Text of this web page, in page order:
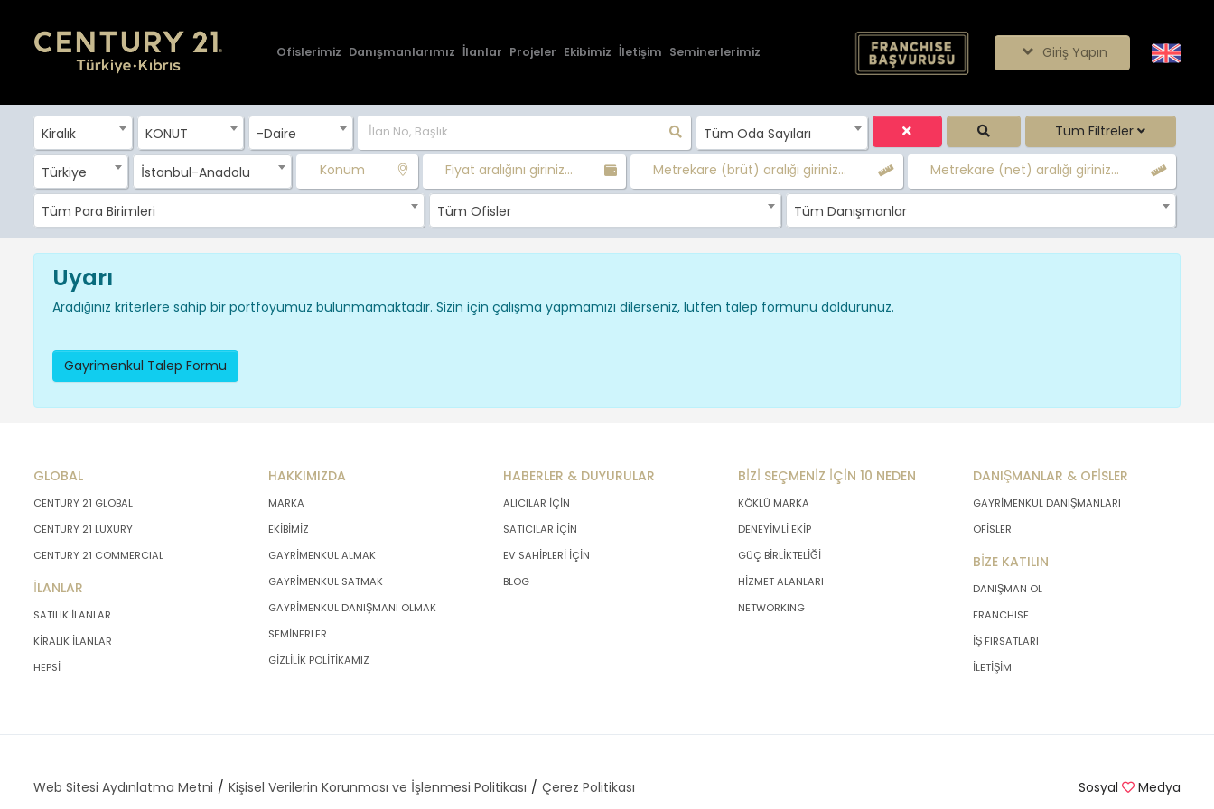
Ofislerimiz Danışmanlarımız İlanlar Projeler Ekibimiz İletişim Seminerlerimiz Giriş Yapın
Kiralık KONUT -Daire Tüm Oda Sayıları Tüm Filtreler
Türkiye İstanbul-Anadolu Konum Fiyat aralığını giriniz... Metrekare (brüt) aralığı giriniz... Metrekare (net) aralığı giriniz...
Tüm Para Birimleri Tüm Ofisler Tüm Danışmanlar
Uyarı
Aradığınız kriterlere sahip bir portföyümüz bulunmamaktadır. Sizin için çalışma yapmamızı dilerseniz, lütfen talep formunu doldurunuz.
Gayrimenkul Talep Formu
GLOBAL
CENTURY 21 GLOBAL
CENTURY 21 LUXURY
CENTURY 21 COMMERCIAL
İLANLAR
SATILIK İLANLAR
KİRALIK İLANLAR
HEPSİ
HAKKIMIZDA
MARKA
EKİBİMİZ
GAYRİMENKUL ALMAK
GAYRİMENKUL SATMAK
GAYRİMENKUL DANIŞMANI OLMAK
SEMİNERLER
GİZLİLİK POLİTİKAMIZ
HABERLER & DUYURULAR
ALICILAR İÇİN
SATICILAR İÇİN
EV SAHİPLERİ İÇİN
BLOG
BİZİ SEÇMENİZ İÇİN 10 NEDEN
KÖKLÜ MARKA
DENEYİMLİ EKİP
GÜÇ BİRLİKTELİĞİ
HİZMET ALANLARI
NETWORKING
DANIŞMANLAR & OFİSLER
GAYRİMENKUL DANIŞMANLARI
OFİSLER
BİZE KATILIN
DANIŞMAN OL
FRANCHISE
İŞ FIRSATLARI
İLETİŞİM
Web Sitesi Aydınlatma Metni Kişisel Verilerin Korunması ve İşlenmesi Politikası Çerez Politikası Sosyal Medya